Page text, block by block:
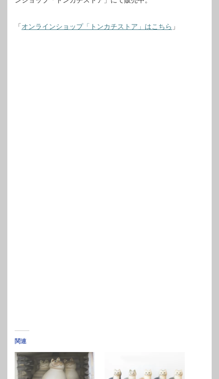
「オンラインショップ「トンカチストア」はこちら 」
関連